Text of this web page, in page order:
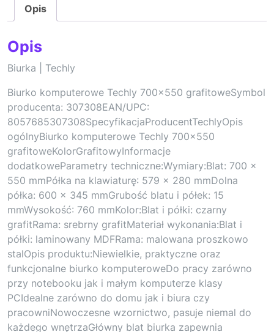
Opis
Opis
Biurka | Techly
Biurko komputerowe Techly 700×550 grafitoweSymbol
producenta: 307308EAN/UPC:
8057685307308SpecyfikacjaProducentTechlyOpis
ogólnyBiurko komputerowe Techly 700×550
grafitoweKolorGrafitowyInformacje
dodatkoweParametry techniczne:Wymiary:Blat: 700 x
550 mmPółka na klawiaturę: 579 x 280 mmDolna
półka: 600 x 345 mmGrubość blatu i półek: 15
mmWysokość: 760 mmKolor:Blat i półki: czarny
grafitRama: srebrny grafitMateriał wykonania:Blat i
półki: laminowany MDFRama: malowana proszkowo
stalOpis produktu:Niewielkie, praktyczne oraz
funkcjonalne biurko komputeroweDo pracy zarówno
przy notebooku jak i małym komputerze klasy
PCIdealne zarówno do domu jak i biura czy
pracowniNowoczesne wzornictwo, pasuje niemal do
każdego wnętrzaGłówny blat biurka zapewnia